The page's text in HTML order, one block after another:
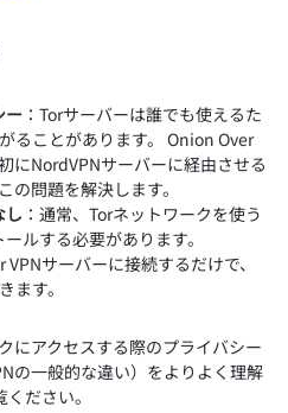
ー ：Torサーバーは誰でも使えるた
ることがあります。 Onion Over
にNordVPNサーバーに経由させる
の問題を解決します。
し ：通常、Torネットワークを使う
ルする必要があります。
サーバーに接続するだけで、
ます。
にアクセスする際のプライバシー
の一般的な違い）をよりよく理解
ださい。